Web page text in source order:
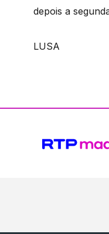
depois a
LUSA